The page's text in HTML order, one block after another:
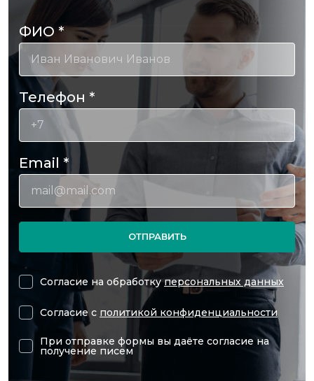
ФИО*
Телефон *
Email *
ОТПРАВИТЬ
Согласие на обработкуперсональных данных
Согласие с политикой конфиденциальности
При отправке формы вы даёте согласие на
получение писем